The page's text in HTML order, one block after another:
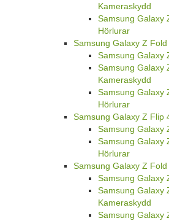
Kameraskydd
Samsung Galaxy
Hörlurar
Samsung Galaxy Z Fold
Samsung Galaxy
Samsung Galaxy
Kameraskydd
Samsung Galaxy
Hörlurar
Samsung Galaxy Z Flip
Samsung Galaxy
Samsung Galaxy
Hörlurar
Samsung Galaxy Z Fold
Samsung Galaxy
Samsung Galaxy
Kameraskydd
Samsung Galaxy